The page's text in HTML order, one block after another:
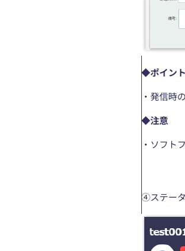
◆ポイン
・発信時
◆注意
・ソフト
④ステー